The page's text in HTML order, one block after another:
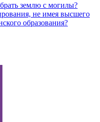
землю с могилы?
не имея высшего
образования?